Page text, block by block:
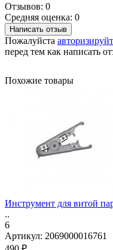
Отзывов: 0
Средняя оценка: 0
Написать отзыв
Пожалуйста
перед тем как написать
Похожие товары
Инструмент для витой
..
6
Артикул: 2069000016761